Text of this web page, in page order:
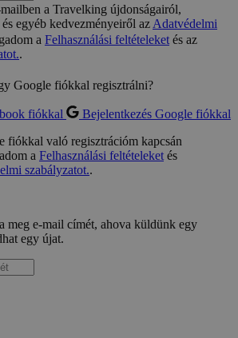
a Travelking újdonságairól,
egyéb kedvezményeiről azAdatvédelmi
a Felhasználási feltételeketés az
.
Google fiókkal regisztrálni?
fiókkal
Bejelentkezés Google fiókkal
fiókkal való regisztrációm kapcsán
a Felhasználási feltételeketés
szabályzatot..
meg e-mail címét, ahova küldünk egy
egy újat.